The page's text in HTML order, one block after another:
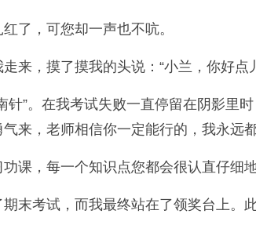
了，可您却一声也不吭。
来，摸了摸我的头说：“小兰，你好
针”。在我考试失败一直停留在阴影里
来，老师相信你一定能行的，我永远
课，每一个知识点您都会很认直仔细地
末考试，而我最终站在了领奖台上。